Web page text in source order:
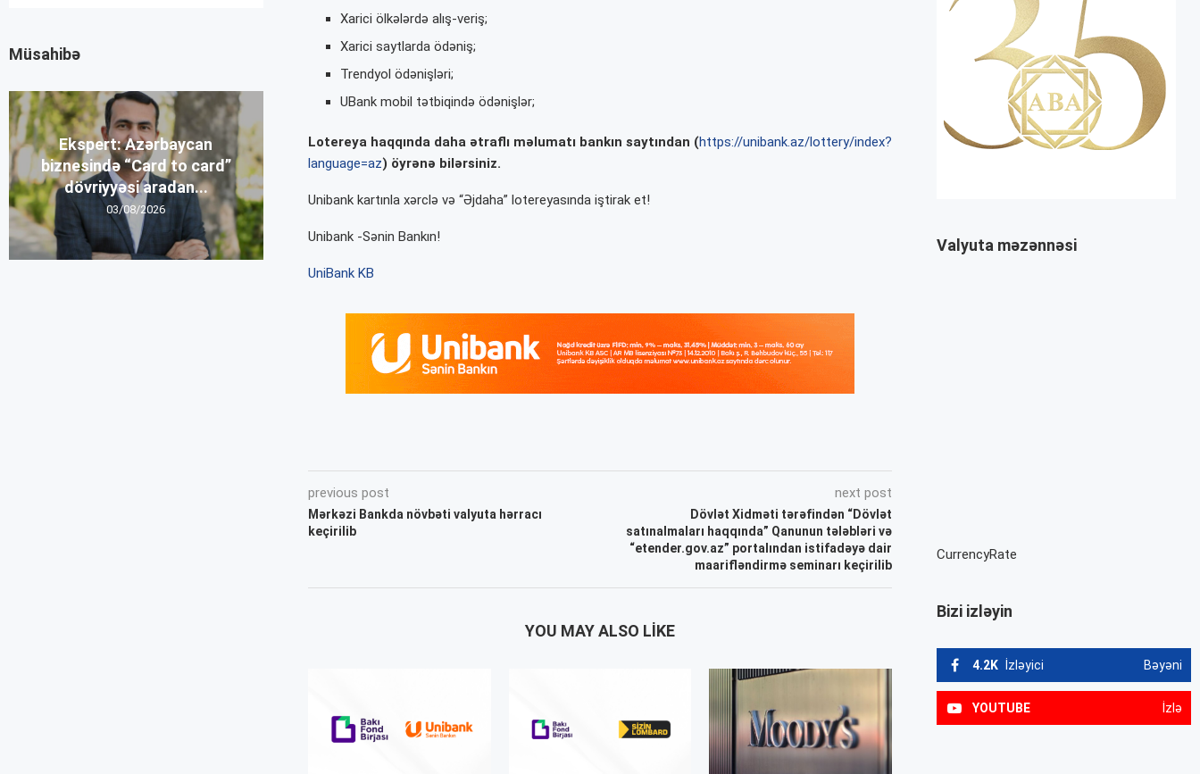
Xarici ölkələrdə alış-veriş;
Xarici saytlarda ödəniş;
Trendyol ödənişləri;
UBank mobil tətbiqində ödənişlər;
Lotereya haqqında daha ətraflı məlumatı bankın saytından (https://unibank.az/lottery/index?
language=az) öyrənə bilərsiniz.
Unibank kartınla xərclə və “Əjdaha” lotereyasında iştirak et!
Unibank -Sənin Bankın!
UniBank KB
previous post
Mərkəzi Bankda növbəti valyuta hərracı
keçirilib
next post
Dövlət Xidməti tərəfindən “Dövlət
satınalmaları haqqında” Qanunun tələbləri və
“etender.gov.az” portalından istifadəyə dair
maarifləndirmə seminarı keçirilib
YOU MAY ALSO LIKE
Valyuta məzənnəsi
CurrencyRate
Bizi izləyin
4.2K İzləyici Bəyəni
YOUTUBE İzlə
Müsahibə
Ekspert: Azərbaycan
biznesində “Card to card”
dövriyyəsi aradan...
03/08/2026